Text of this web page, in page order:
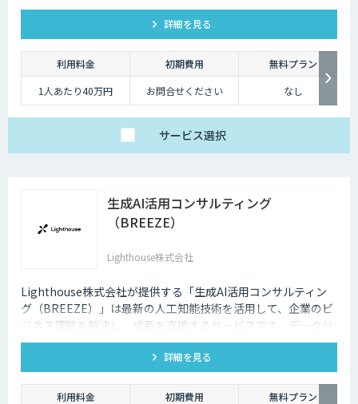
詳細を見る
利用料金 初期費用
無料プラン
1人あたり40万円
お問合せください なし
サービス選択
生成AI活用コンサルティング
（BREEZE）
Lighthouse株式会社
Lighthouse株式会社が提供する「生成AI活用コンサルティン
グ（BREEZE）」は最新の人工知能技術を活用して、企業のビ
ジネス課題を解決し、成長を支援するサービスです。データ分
析、業務自動化、予測分析、カスタマーエクスペリエンスの向
上など、幅広いソリューションを提供します。貴社事業の実態
に合わせたAI活用戦略を構築し、競争力を高めます。
詳細を見る
利用料金 初期費用
無料プラン